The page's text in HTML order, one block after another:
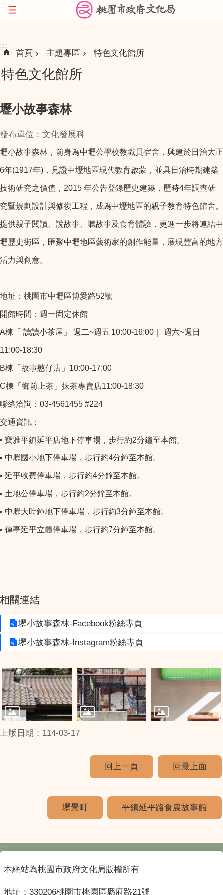
跳到主要內容區塊
:::
首頁 主題專區 特色文化館所
特色文化館所
壢小故事森林
發布單位：文化發展科
壢小故事森林，前身為中壢公學校教職員宿舍，興建於日治大正
6年(1917年)，見證中壢地區現代教育啟蒙，並具日治時期建築
技術研究之價值，2015 年公告登錄歷史建築，歷時4年調查研
究暨規劃設計與修復工程，成為中壢地區的親子教育特色館舍。
提供親子閱讀、說故事、聽故事及食育體驗，更進一步將連結中
壢歷史街區，匯聚中壢地區藝術家的創作能量，展現豐富的地方
活力與創意。
地址：桃園市中壢區博愛路52號
開館時間：週一固定休館
A棟「 讀讀小茶屋」 週二~週五 10:00-16:00｜ 週六~週日
11:00-18:30
B棟「故事憨仔店」10:00-17:00
C棟「御前上茶」抺茶專賣店11:00-18:30
聯絡洽詢：03-4561455 #224
交通資訊：
▪ 寶雅平鎮延平店地下停車場，步行約2分鐘至本館。
▪ 中壢國小地下停車場，步行約4分鐘至本館。
▪ 延平收費停車場，步行約4分鐘至本館。
▪ 土地公停車場，步行約2分鐘至本館。
▪ 中壢大時鐘地下停車場，步行約3分鐘至本館。
▪ 俥亭延平立體停車場，步行約7分鐘至本館。
相關連結
壢小故事森林-Facebook粉絲專頁
壢小故事森林-Instagram粉絲專頁
上版日期：114-03-17
回上一頁 回最上面
壢景町 平鎮延平路食農故事館
:::
本網站為桃園市政府文化局版權所有
地址：330206桃園市桃園區縣府路21號